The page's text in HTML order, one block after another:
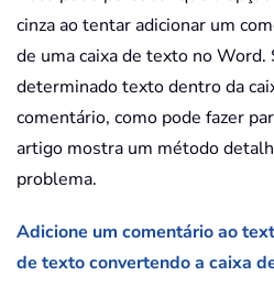
cinza ao tentar adicionar um
de uma caixa de texto no Word.
determinado texto dentro da
comentário, como pode fazer
artigo mostra um método
problema.
Adicione um comentário ao
de texto convertendo a caixa